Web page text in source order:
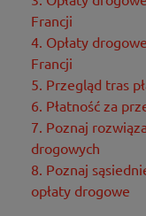
Francji
4. Opłaty
Francji
5. Przegląd tras
6. Płatność za
7. Poznaj
drogowych
8. Poznaj
opłaty drogowe